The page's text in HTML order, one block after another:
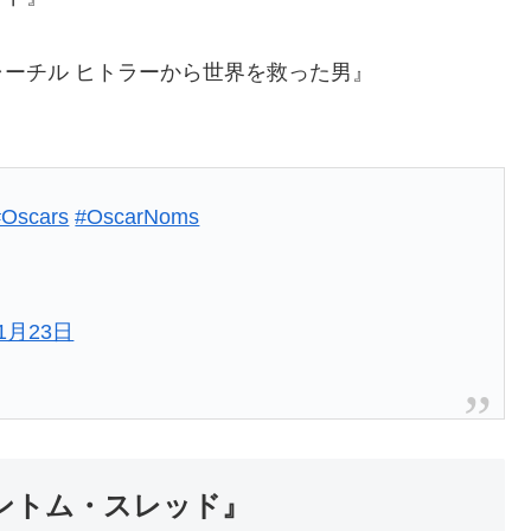
チル ヒトラーから世界を救った男』
#OscarNoms
月23日
ム・スレッド』